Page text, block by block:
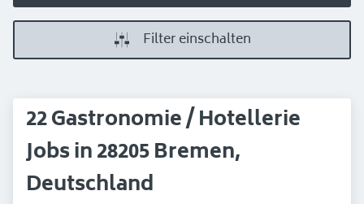
Filter einschalten
22 Gastronomie / Hotellerie
Jobs in 28205 Bremen,
Deutschland